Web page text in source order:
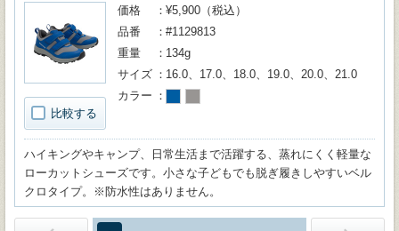
比較する
価格
¥5,900（税込）
品番
#1129813
重量
134g
サイズ
16.0、17.0、18.0、19.0、20.0、21.0
カラー
ハイキングやキャンプ、日常生活まで活躍する、蒸れにくく軽量な
ローカットシューズです。小さな子どもでも脱ぎ履きしやすいベル
クロタイプ。※防水性はありません。